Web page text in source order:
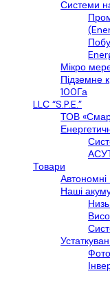
Системи
Мікро
Підземне
100Га
LLС “S.P.E.”
ТОВ
Товари
Автономні
Наші